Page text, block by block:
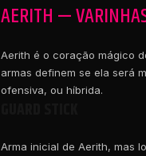
AERITH —
Aerith é o coração mágico
armas definem se ela será
ofensiva, ou híbrida.
Arma inicial de Aerith, mas